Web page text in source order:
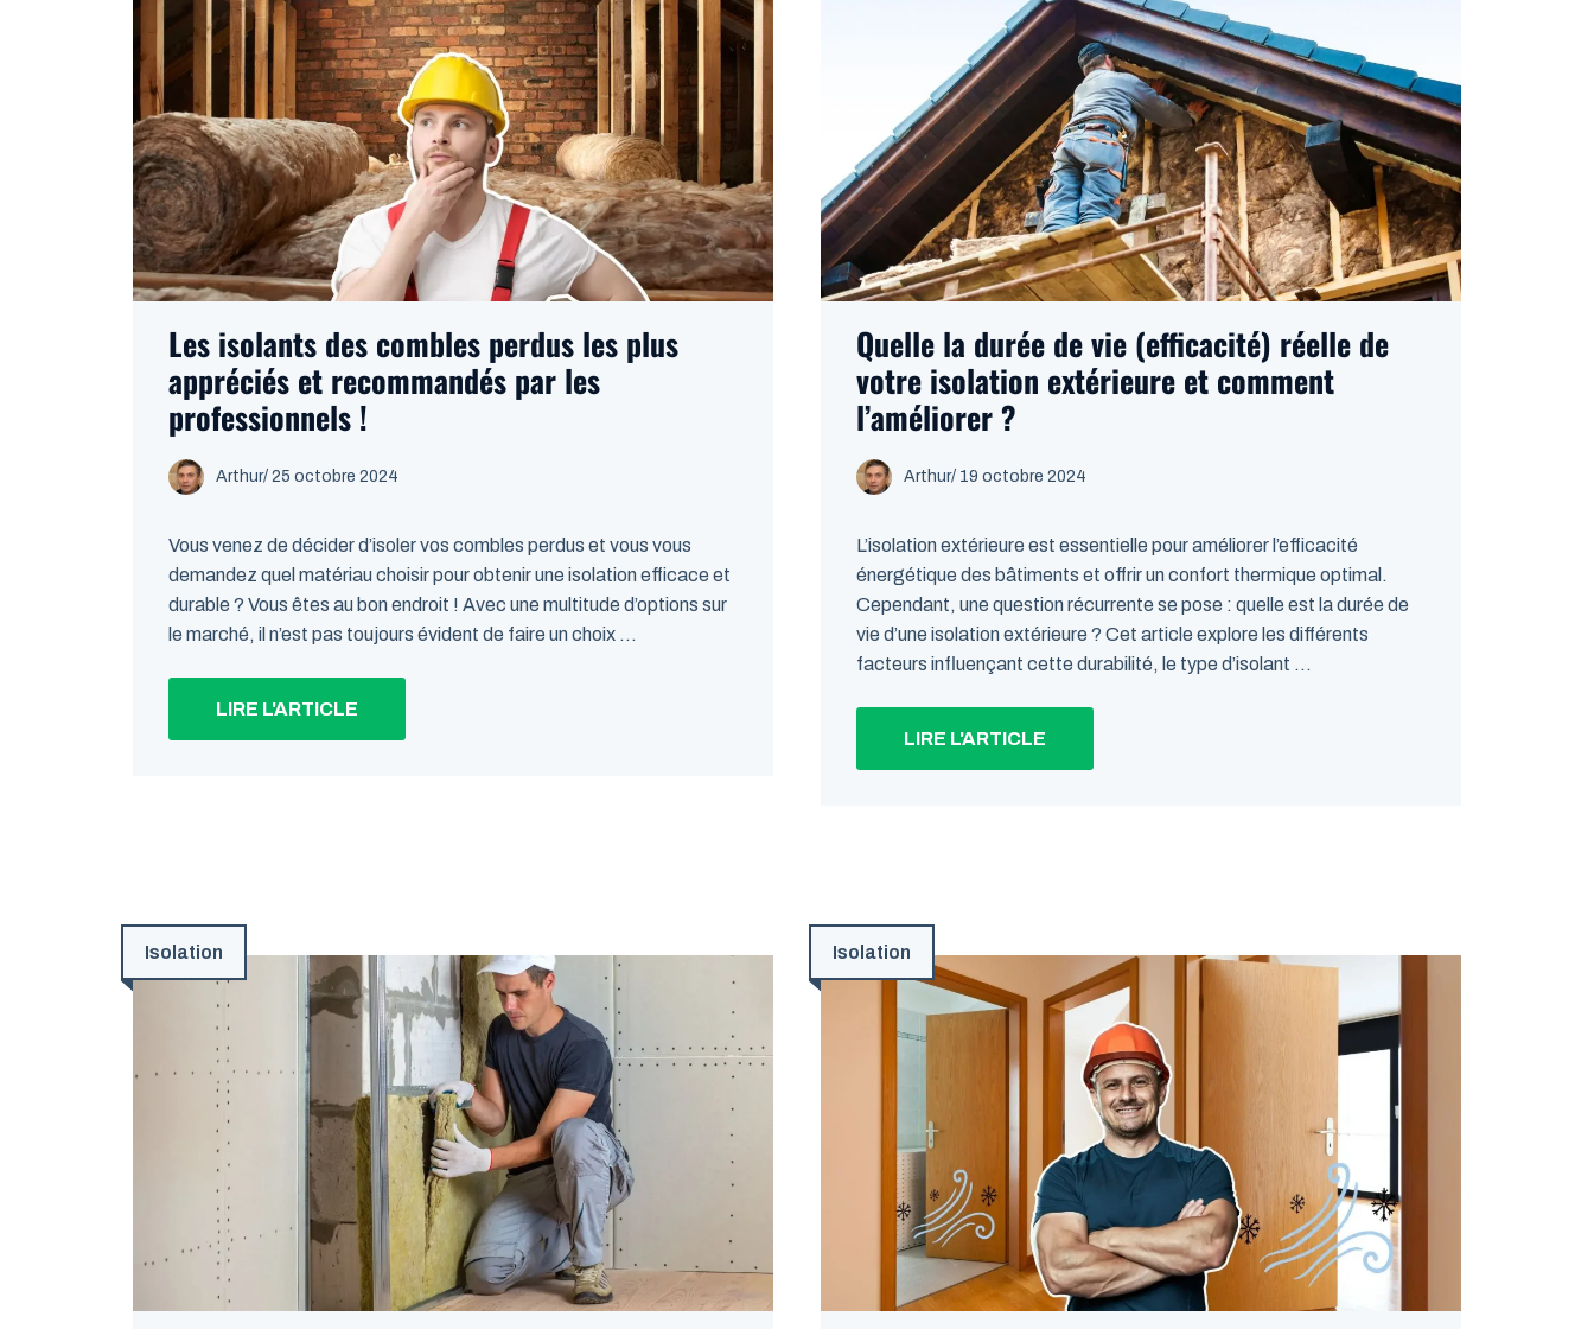
Les isolants des combles perdus les plus
appréciés et recommandés par les
professionnels !
Arthur/ 25 octobre 2024
Vous venez de décider d’isoler vos combles perdus et vous vous
demandez quel matériau choisir pour obtenir une isolation efficace et
durable ? Vous êtes au bon endroit ! Avec une multitude d’options sur
le marché, il n’est pas toujours évident de faire un choix ...
LIRE L'ARTICLE
Quelle la durée de vie (efficacité) réelle de
votre isolation extérieure et comment
l’améliorer ?
Arthur/ 19 octobre 2024
L’isolation extérieure est essentielle pour améliorer l’efficacité
énergétique des bâtiments et offrir un confort thermique optimal.
Cependant, une question récurrente se pose : quelle est la durée de
vie d’une isolation extérieure ? Cet article explore les différents
facteurs influençant cette durabilité, le type d’isolant ...
LIRE L'ARTICLE
Isolation Isolation